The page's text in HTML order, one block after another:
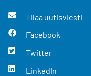
Tilaa uutisviesti
Facebook
Twitter
LinkedIn